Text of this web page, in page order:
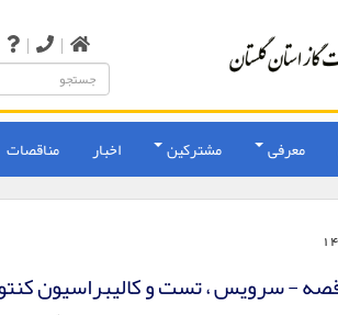
|
|
معرفی مشترکین اخبار مناقصات
- سرویس ، تست و کالیبراسیون